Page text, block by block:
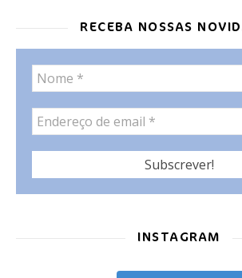
RECEBA NOSSAS
INSTAGRAM